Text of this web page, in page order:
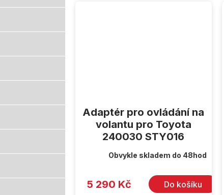
Adaptér pro ovládání na
volantu pro Toyota
240030 STY016
Obvykle skladem do 48hod
5 290 Kč Do košíku